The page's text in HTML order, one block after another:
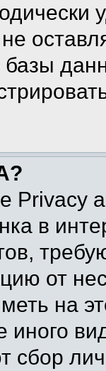
Privacy
в
от
на
сбор